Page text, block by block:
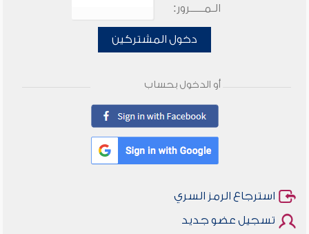
الـمـــــرور:
دخول المشتركين
أو الدخول بحساب
استرجاع الرمز السري
تسجيل عضو جديد